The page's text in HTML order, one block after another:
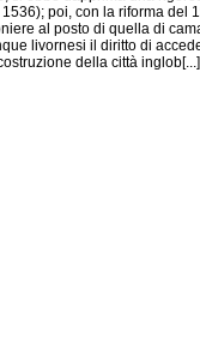
della città inglob[...]